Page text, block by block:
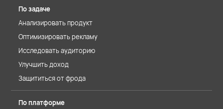
По задаче
Анализировать продукт
Оптимизировать рекламу
Исследовать аудиторию
Улучшить доход
Защититься от фрода
По платформе